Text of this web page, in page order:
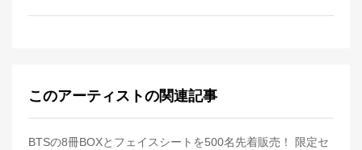
このアーティストの関連記事
BTSの8冊BOXとフェイスシートを500名先着販売！ 限定セ